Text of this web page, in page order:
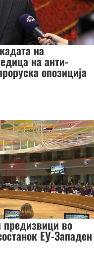
на
на анти-
опозиција
предизвици во
ЕУ-Западен